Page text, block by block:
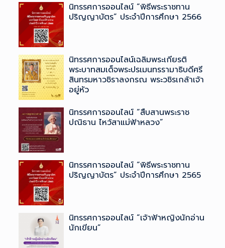
นิทรรศการออนไลน์ “พิธีพระราชทาน
ปริญญาบัตร” ประจำปีการศึกษา 2566
นิทรรศการออนไลน์เฉลิมพระเกียรติ
พระบาทสมเด็จพระปรเมนทรรามาธิบดีศรี
สินทรมหาวชิราลงกรณ ​พระวชิรเกล้าเจ้า
อยู่หัว
นิทรรศการออนไลน์ “สืบสานพระราช
ปณิธาน ไหว้สาแม่ฟ้าหลวง”
นิทรรศการออนไลน์ “พิธีพระราชทาน
ปริญญาบัตร” ประจำปีการศึกษา 2565
นิทรรศการออนไลน์ “เจ้าฟ้าหญิงนักอ่าน
นักเขียน”